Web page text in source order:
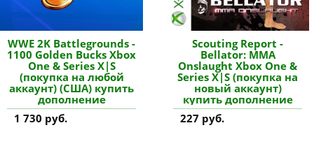
WWE 2K Battlegrounds -
1100 Golden Bucks Xbox
One & Series X|S
(покупка на любой
аккаунт) (США) купить
дополнение
1 730 руб.
Scouting Report -
Bellator: MMA
Onslaught Xbox One &
Series X|S (покупка на
новый аккаунт)
купить дополнение
227 руб.